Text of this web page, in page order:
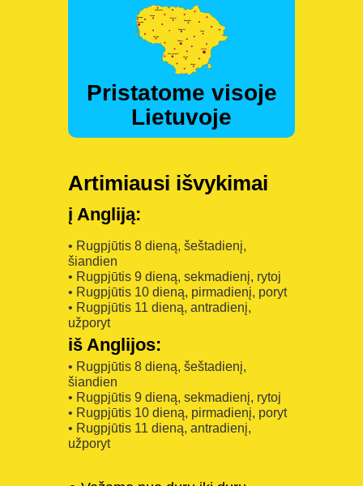
Pristatome visoje
Lietuvoje
Artimiausi išvykimai
į Angliją:
• Rugpjūtis 8 dieną, šeštadienį,
šiandien
• Rugpjūtis 9 dieną, sekmadienį, rytoj
• Rugpjūtis 10 dieną, pirmadienį, poryt
• Rugpjūtis 11 dieną, antradienį,
užporyt
iš Anglijos:
• Rugpjūtis 8 dieną, šeštadienį,
šiandien
• Rugpjūtis 9 dieną, sekmadienį, rytoj
• Rugpjūtis 10 dieną, pirmadienį, poryt
• Rugpjūtis 11 dieną, antradienį,
užporyt